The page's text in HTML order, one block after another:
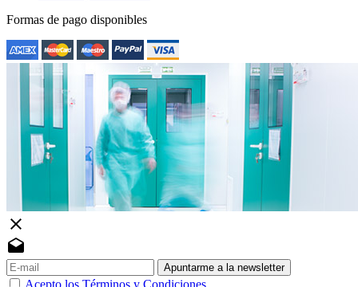
Formas de pago disponibles
close
drafts
Apuntarme a la newsletter
Acepto los Términos y Condiciones